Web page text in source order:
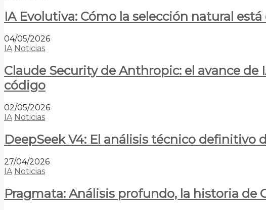
IA Evolutiva: Cómo la selección natural
04/05/2026
IA Noticias
Claude Security de Anthropic: el avance
código
02/05/2026
IA Noticias
DeepSeek V4: El análisis técnico
27/04/2026
IA Noticias
Pragmata: Análisis profundo, la historia